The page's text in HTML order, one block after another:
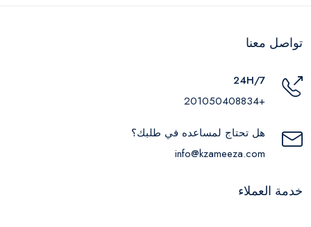
تواصل معنا
24H/7
+201050408834
هل تحتاج لمساعده في طلبك؟
info@kzameeza.com
خدمة العملاء